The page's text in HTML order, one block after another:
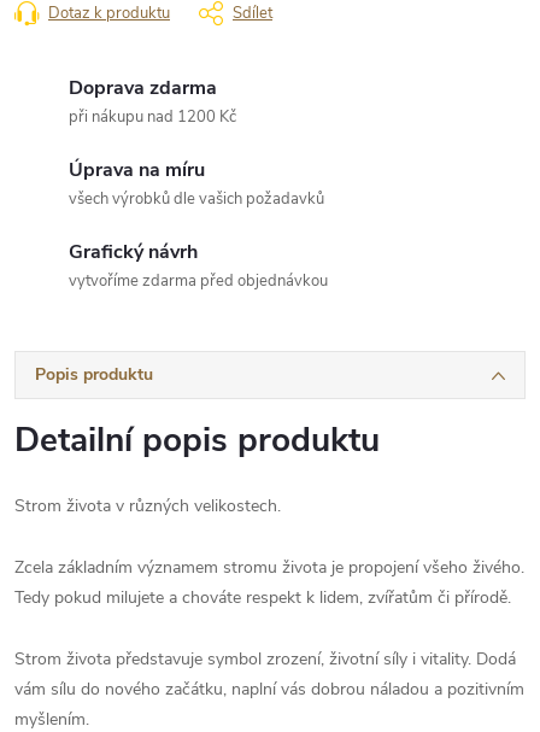
Dotaz k produktu Sdílet
Doprava zdarma
při nákupu nad 1200 Kč
Úprava na míru
všech výrobků dle vašich požadavků
Grafický návrh
vytvoříme zdarma před objednávkou
Popis produktu
Detailní popis produktu
Strom života v různých velikostech.
Zcela základním významem stromu života je propojení všeho živého.
Tedy pokud milujete a chováte respekt k lidem, zvířatům či přírodě.
Strom života představuje symbol zrození, životní síly i vitality. Dodá
vám sílu do nového začátku, naplní vás dobrou náladou a pozitivním
myšlením.